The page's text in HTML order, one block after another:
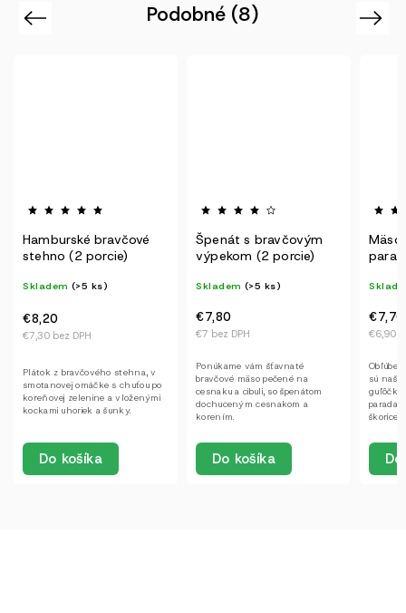
Podobné (8)
Previous
Hamburské bravčové
stehno (2 porcie)
Skladem (>5 ks)
€7,30 bez DPH
€8,20
Do košíka
Plátok z bravčového stehna, v
smotanovej omáčke s chuťou po
koreňovej zelenine a vloženými
kockami uhoriek a šunky.
Špenát s bravčovým
výpekom (2 porcie)
Skladem (>5 ks)
€7 bez DPH
€7,80
Do košíka
Ponúkame vám šťavnaté
bravčové mäso pečené na
cesnaku a cibuli, so špenátom
dochuceným cesnakom a
korením.
€6,90
€7,70
sú naše
guľôčky
škorice
Next